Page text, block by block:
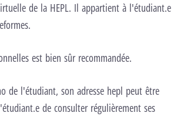
de la HEPL. Il appartient à l'étudiant.e
est bien sûr recommandée.
de l'étudiant, son adresse hepl peut être
de consulter régulièrement ses